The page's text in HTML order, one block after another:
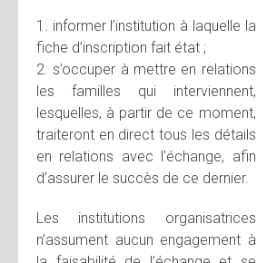
1. informer l’institution à laquelle la
fiche d’inscription fait état ;
2. s’occuper à mettre en relations
les familles qui interviennent,
lesquelles, à partir de ce moment,
traiteront en direct tous les détails
en relations avec l’échange, afin
d’assurer le succès de ce dernier.
Les institutions organisatrices
n’assument aucun engagement à